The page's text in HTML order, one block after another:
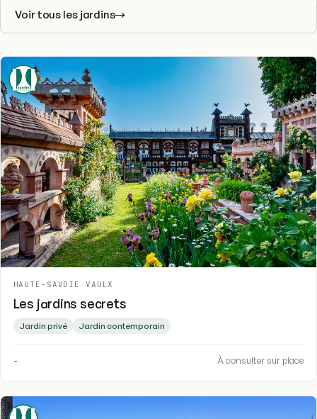
Voir tous les jardins
HAUTE-SAVOIE - VAULX
Les jardins secrets
Jardin privé Jardin contemporain
- À consulter sur place